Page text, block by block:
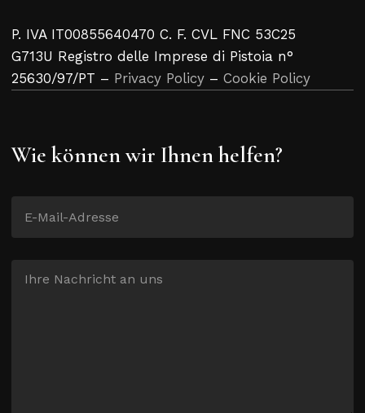
P. IVA IT00855640470 C. F. CVL FNC 53C25
G713U Registro delle Imprese di Pistoia n°
25630/97/PT – Privacy Policy – Cookie Policy
Wie können wir Ihnen helfen?